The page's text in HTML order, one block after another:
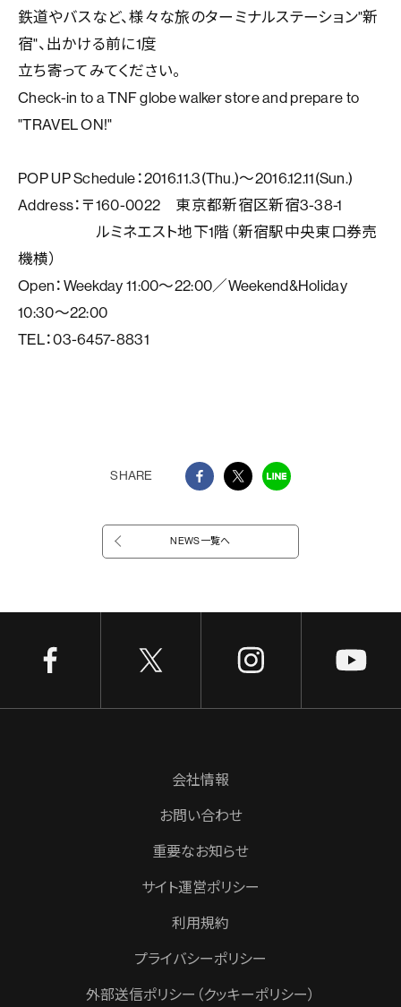
鉄道やバスなど、様々な旅のターミナルステーション"新
宿"、出かける前に1度
立ち寄ってみてください。
Check-in to a TNF globe walker store and prepare to
"TRAVEL ON!"
POP UP Schedule：2016.11.3(Thu.)～2016.12.11(Sun.)
Address：〒160-0022 東京都新宿区新宿3-38-1
ルミネエスト地下1階（新宿駅中央東口券売
機横）
Open：Weekday 11:00～22:00／Weekend&Holiday
10:30～22:00
TEL：03-6457-8831
SHARE
NEWS一覧へ
会社情報
お問い合わせ
重要なお知らせ
サイト運営ポリシー
利用規約
プライバシーポリシー
外部送信ポリシー（クッキーポリシー）